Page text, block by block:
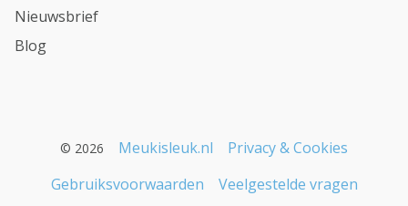
Nieuwsbrief
Blog
© 2026 Meukisleuk.nl
Privacy & Cookies
Gebruiksvoorwaarden
Veelgestelde vragen